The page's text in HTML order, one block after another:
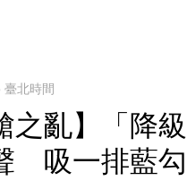
臺北時間
之亂】「降
吸一排藍